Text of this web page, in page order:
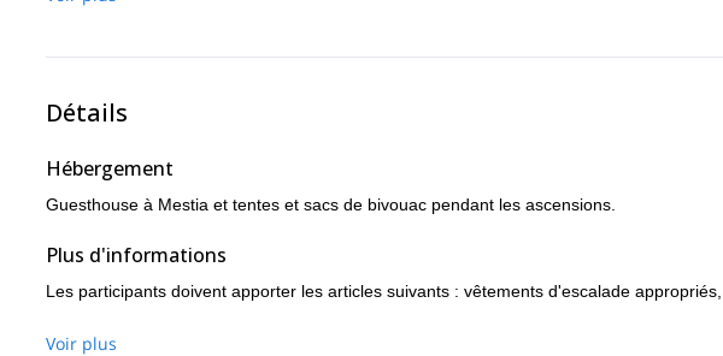
Détails
Hébergement
Guesthouse à Mestia et tentes et sacs de bivouac pendant les ascensions.
Plus d'informations
Les participants doivent apporter les articles suivants : vêtements d'escalade
Voir plus